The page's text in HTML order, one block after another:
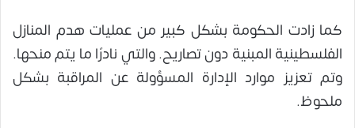
كما زادت الحكومة بشكل كبير من عمليات هدم المنازل
الفلسطينية المبنية دون تصاريح. والتي نادرًا ما يتم منحها.
وتم تعزيز موارد الإدارة المسؤولة عن المراقبة بشكل
ملحوظ.